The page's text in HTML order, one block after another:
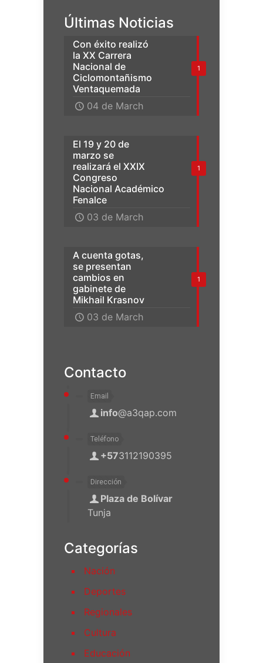
Últimas Noticias
1
Con éxito realizó
la XX Carrera
Nacional de
Ciclomontañismo
Ventaquemada
04 de March
1
El 19 y 20 de
marzo se
realizará el XXIX
Congreso
Nacional Académico
Fenalce
03 de March
1
A cuenta gotas,
se presentan
cambios en
gabinete de
Mikhail Krasnov
03 de March
Contacto
Email
info@a3qap.com
Teléfono
+573112190395
Dirección
Plaza de Bolívar
Tunja
Categorías
Nación
Deportes
Regionales
Cultura
Educación